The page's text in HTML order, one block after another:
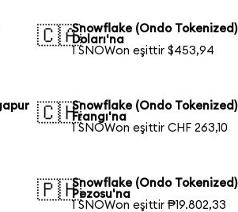
🇨🇦Snowflake (Ondo
Doları'na
1 SNOWon eşittir $453,94
🇨🇭Snowflake (Ondo
Frangı'na
1 SNOWon eşittir CHF 263,10
🇵🇭Snowflake (Ondo
Pezosu'na
1 SNOWon eşittir ₱19.802,33